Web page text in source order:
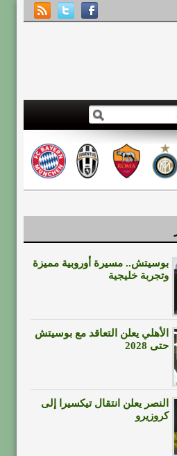
بوسيتش.. مسيرة أوروبية مميزة
وتجربة خليجية
الأهلي يعلن التعاقد مع بوسيتش
حتى 2028
النصر يعلن انتقال تيكسيرا إلى
كروزيرو